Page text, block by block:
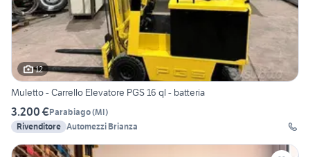
12
Muletto - Carrello Elevatore PGS 16 ql - batteria
3.200 €Parabiago(MI)
Rivenditore Automezzi Brianza